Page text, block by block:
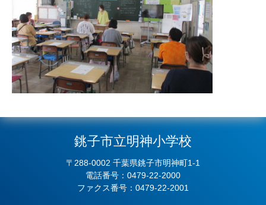
銚子市立明神小学校
〒288-0002 千葉県銚子市明神町1-1
電話番号：0479-22-2000
ファクス番号：0479-22-2001